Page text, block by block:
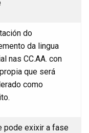
do
da lingua
nas CC.AA. con
que será
como
pode exixir a fase